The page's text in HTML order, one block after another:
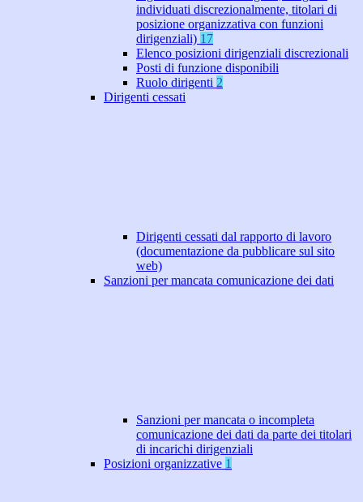
individuati discrezionalmente, titolari di
posizione organizzativa con funzioni
dirigenziali) 17
Elenco posizioni dirigenziali discrezionali
Posti di funzione disponibili
Ruolo dirigenti 2
Dirigenti cessati
Dirigenti cessati dal rapporto di lavoro
(documentazione da pubblicare sul sito
web)
Sanzioni per mancata comunicazione dei dati
Sanzioni per mancata o incompleta
comunicazione dei dati da parte dei titolari
di incarichi dirigenziali
Posizioni organizzative 1